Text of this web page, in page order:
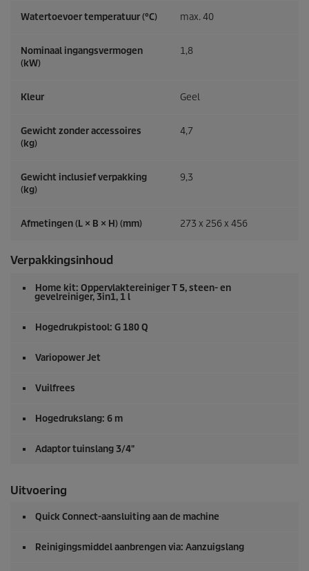
Watertoevoer temperatuur (°C) max. 40
Nominaal ingangsvermogen
(kW)
1,8
Kleur Geel
Gewicht zonder accessoires
(kg)
4,7
Gewicht inclusief verpakking
(kg)
9,3
Afmetingen (L × B × H) (mm) 273 x 256 x 456
Verpakkingsinhoud
Home kit: Oppervlaktereiniger T 5, steen- en
gevelreiniger, 3in1, 1 l
Hogedrukpistool: G 180 Q
Variopower Jet
Vuilfrees
Hogedrukslang: 6 m
Adaptor tuinslang 3/4"
Uitvoering
Quick Connect-aansluiting aan de machine
Reinigingsmiddel aanbrengen via: Aanzuigslang